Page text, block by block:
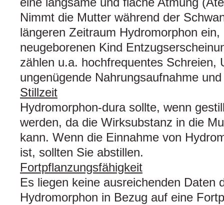
Nimmt die Mutter während der
längeren Zeitraum Hydromorphon
neugeborenen Kind
zählen u.a. hochfrequentes Schreien,
ungenügende Nahrungsaufnahme
Stillzeit
Hydromorphon-dura sollte, wenn
werden, da die Wirksubstanz in die
kann. Wenn die Einnahme von
ist, sollten Sie abstillen.
Fortpflanzungsfähigkeit
Es liegen keine ausreichenden Daten
Hydromorphon in Bezug auf eine